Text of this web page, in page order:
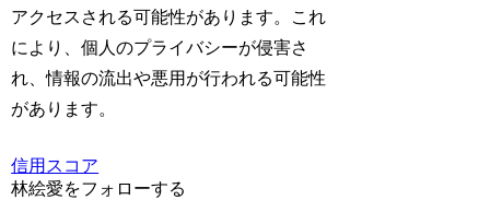
アクセスされる可能性があります。これ
により、個人のプライバシーが侵害さ
れ、情報の流出や悪用が行われる可能性
があります。
信用スコア
林絵愛をフォローする